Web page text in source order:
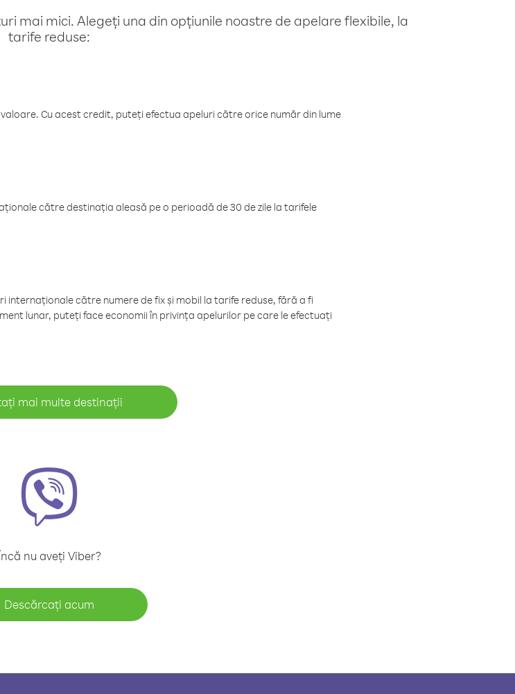
mai mici. Alegeți una din opțiunile noastre de apelare flexibile, la
tarife reduse:
Cu acest credit, puteți efectua apeluri către orice număr din lume
către destinația aleasă pe o perioadă de 30 de zile la tarifele
către numere de fix și mobil la tarife reduse, fără a fi
lunar, puteți face economii în privința apelurilor pe care le efectuați
mai multe destinații
nu aveți Viber?
Descărcați acum